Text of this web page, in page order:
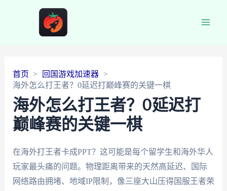
首页
回国游戏加速器
海外怎么打王者？0延迟打巅峰赛的关键一棋
海外怎么打王者？0延迟打
巅峰赛的关键一棋
在海外打王者卡成PPT？这可能是每个留学生和海外华人
玩家最头痛的问题。物理距离带来的天然高延迟、国际
网络路由拥堵、地域IP限制，像三座大山压得国服王者荣